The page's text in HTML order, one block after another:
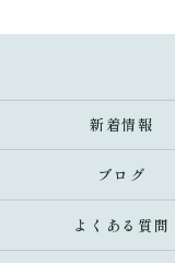
新着情報
ブログ
よくある質問